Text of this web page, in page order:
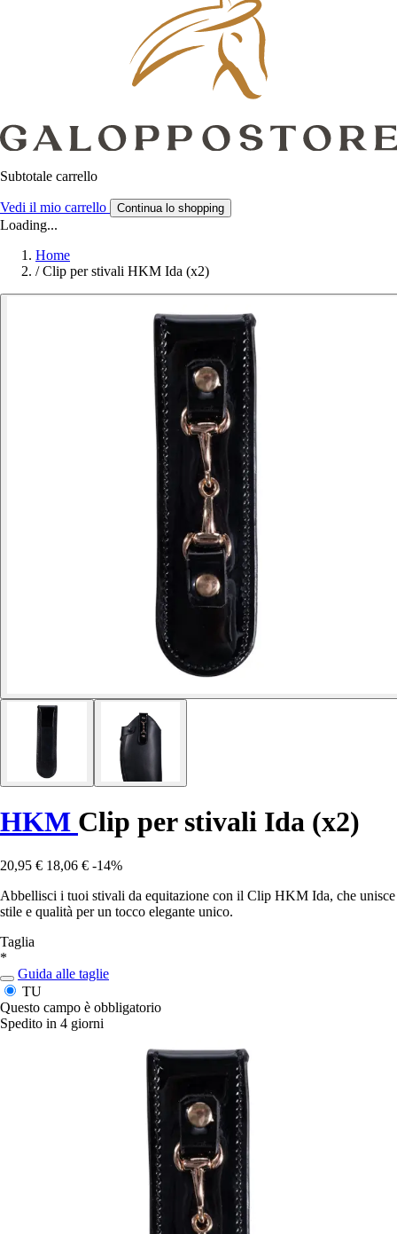
Subtotale carrello
Vedi il mio carrello Continua lo shopping
Loading...
Home
/ Clip per stivali HKM Ida (x2)
HKM Clip per stivali Ida (x2)
20,95 € 18,06 € -14%
Abbellisci i tuoi stivali da equitazione con il Clip HKM Ida, che unisce
stile e qualità per un tocco elegante unico.
Taglia
*
Guida alle taglie
TU
Questo campo è obbligatorio
Spedito in 4 giorni